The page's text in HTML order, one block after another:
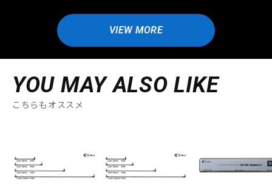
VIEW MORE
YOU MAY ALSO LIKE
こちらもオススメ